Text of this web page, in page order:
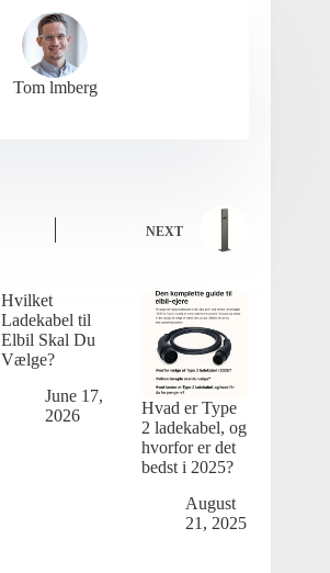
Tom lmberg
NEXT
Hvilket
Ladekabel til
Elbil Skal Du
Vælge?
June 17,
2026
Hvad er Type
2 ladekabel, og
hvorfor er det
bedst i 2025?
August
21, 2025